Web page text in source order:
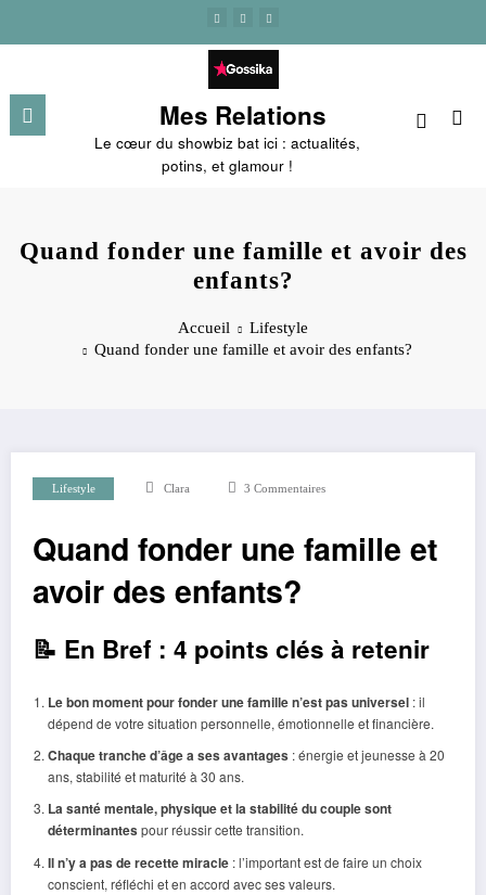
contenu
Mes Relations
Le cœur du showbiz bat ici : actualités,
potins, et glamour !
Quand fonder une famille et avoir des
enfants?
Accueil
Lifestyle
Quand fonder une famille et avoir des enfants?
Lifestyle Clara 3 Commentaires
Quand fonder une famille et
avoir des enfants?
📝 En Bref : 4 points clés à retenir
Le bon moment pour fonder une famille n’est pas universel: il
dépend de votre situation personnelle, émotionnelle et financière.
Chaque tranche d’âge a ses avantages : énergie et jeunesse à 20
ans, stabilité et maturité à 30 ans.
La santé mentale, physique et la stabilité du couple sont
déterminantes pour réussir cette transition.
Il n’y a pas de recette miracle: l’important est de faire un choix
conscient, réfléchi et en accord avec ses valeurs.